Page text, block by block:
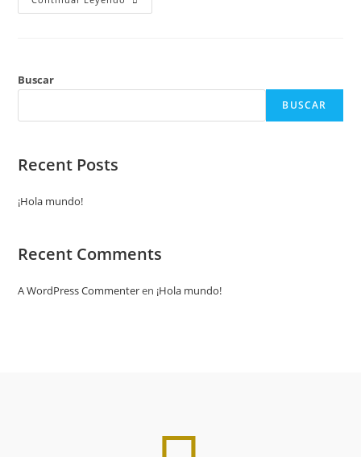
Buscar
BUSCAR
Recent Posts
¡Hola mundo!
Recent Comments
A WordPress Commenteren ¡Hola mundo!